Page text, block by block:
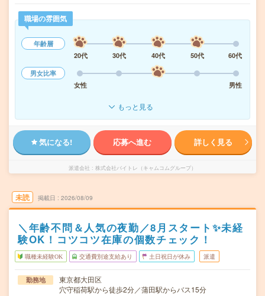
職場の雰囲気
年齢層
20代
30代 40代 50代
60代
男女比率
女性
男性
もっと見る
気になる! 応募へ進む 詳しく見る
派遣会社 株式会社バイトレ（キャムコムグループ）
未読 掲載日 2026/08/09
＼年齢不問＆人気の夜勤／8月スタート✨未経
験OK！コツコツ在庫の個数チェック！
職種未経験OK 交通費別途支給あり 土日祝日が休み 派遣
勤務地
東京都大田区
穴守稲荷駅から徒歩2分／蒲田駅からバス15分